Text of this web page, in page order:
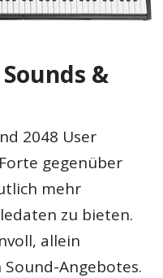
&
2048 User
gegenüber
mehr
zu bieten.
allein
Angebotes.